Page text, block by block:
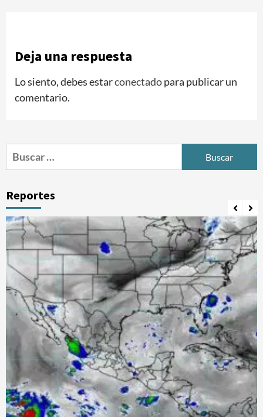
Deja una respuesta
Lo siento, debes estarconectadopara publicar un
comentario.
Buscar:
Reportes